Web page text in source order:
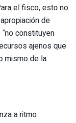
el fisco, esto no
de
constituyen
ajenos que
mismo de la
a ritmo